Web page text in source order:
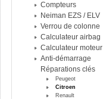
Compteurs
Neiman EZS / ELV
Verrou de colonne
Calculateur airbag
Calculateur moteur
Anti-démarrage
Réparations clés
Peugeot
Citroen
Renault